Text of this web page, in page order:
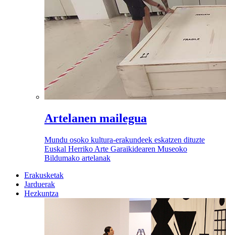
Artelanen mailegua
Mundu osoko kultura-erakundeek eskatzen dituzte
Euskal Herriko Arte Garaikidearen Museoko
Bildumako artelanak
Erakusketak
Jarduerak
Hezkuntza